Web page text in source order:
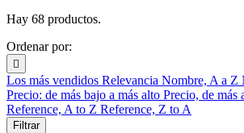
Hay 68 productos.
Ordenar por:

Los más vendidos Relevancia Nombre, A a Z
Precio: de más bajo a más alto Precio, de más
Reference, A to Z Reference, Z to A
Filtrar